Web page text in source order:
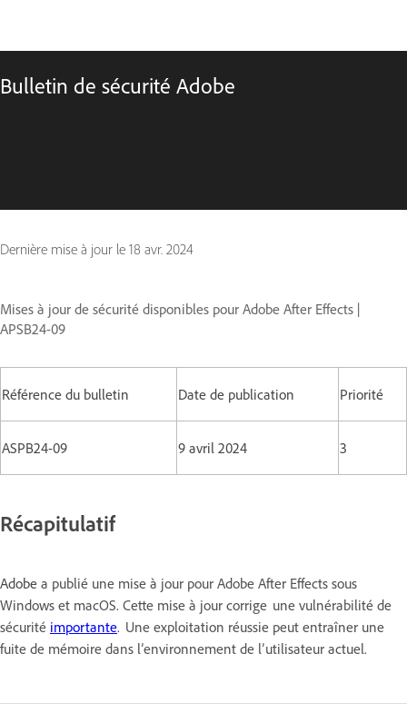
Bulletin de sécurité Adobe
Dernière mise à jour le 18 avr. 2024
Mises à jour de sécurité disponibles pour Adobe After Effects |
APSB24-09
Référence du bulletin Date de publication Priorité
ASPB24-09 9 avril 2024 3
Récapitulatif
Adobe a publié une mise à jour pour Adobe After Effects sous
Windows et macOS. Cette mise à jour corrige une vulnérabilité de
sécurité importante. Une exploitation réussie peut entraîner une
fuite de mémoire dans l’environnement de l’utilisateur actuel.